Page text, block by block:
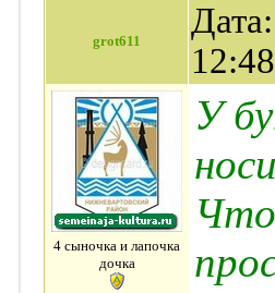
grot611
4 сыночка и лапочка
дочка
У